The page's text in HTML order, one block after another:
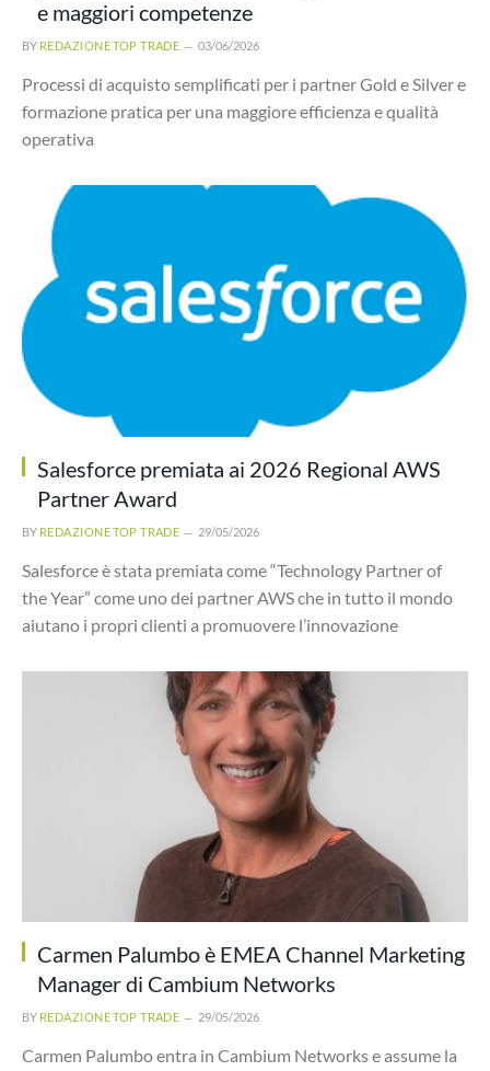
e maggiori competenze
BY REDAZIONE TOP TRADE 03/06/2026
Processi di acquisto semplificati per i partner Gold e Silver e
formazione pratica per una maggiore efficienza e qualità
operativa
Salesforce premiata ai 2026 Regional AWS
Partner Award
BY REDAZIONE TOP TRADE 29/05/2026
Salesforce è stata premiata come “Technology Partner of
the Year” come uno dei partner AWS che in tutto il mondo
aiutano i propri clienti a promuovere l’innovazione
Carmen Palumbo è EMEA Channel Marketing
Manager di Cambium Networks
BY REDAZIONE TOP TRADE 29/05/2026
Carmen Palumbo entra in Cambium Networks e assume la